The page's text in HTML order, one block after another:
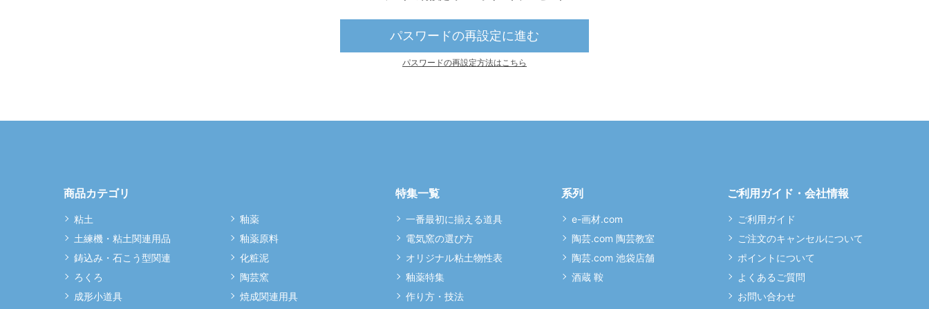
パスワードの再設定に進む
パスワードの再設定方法はこちら
商品カテゴリ
粘土
土練機・粘土関連用品
鋳込み・石こう型関連
ろくろ
成形小道具
釉薬
釉薬原料
化粧泥
陶芸窯
焼成関連用具
特集一覧
一番最初に揃える道具
電気窯の選び方
オリジナル粘土物性表
釉薬特集
作り方・技法
系列
e-画材.com
陶芸.com 陶芸教室
陶芸.com 池袋店舗
酒蔵 鞍
ご利用ガイド・会社情報
ご利用ガイド
ご注文のキャンセルについて
ポイントについて
よくあるご質問
お問い合わせ